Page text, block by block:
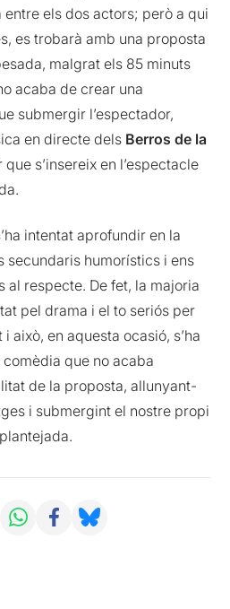
els dos actors; però a qui
es trobarà amb una proposta
malgrat els 85 minuts
acaba de crear una
submergir l’espectador,
en directe dels Berros de la
que s’insereix en l’espectacle
intentat aprofundir en la
secundaris humorístics i ens
al respecte. De fet, la majoria
pel drama i el to seriós per
això, en aquesta ocasió, s’ha
que no acaba
de la proposta, allunyant-
i submergint el nostre propi